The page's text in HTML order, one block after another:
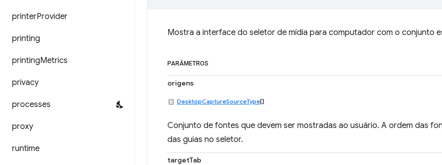
printerProvider
printing
printingMetrics
privacy
processes
proxy
runtime
Mostra a interface do seletor de mídia para computador com o conjunto
PARÂMETROS
origens
DesktopCaptureSourceType[]
Conjunto de fontes que devem ser mostradas ao usuário. A ordem das
das guias no seletor.
targetTab